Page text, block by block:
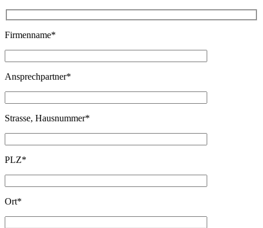
Firmenname*
Ansprechpartner*
Strasse, Hausnummer*
PLZ*
Ort*